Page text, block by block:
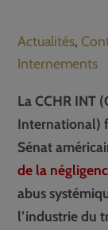
Actualités,
Internements
La CCHR INT
International)
Sénat
de la
abus
l’industrie du